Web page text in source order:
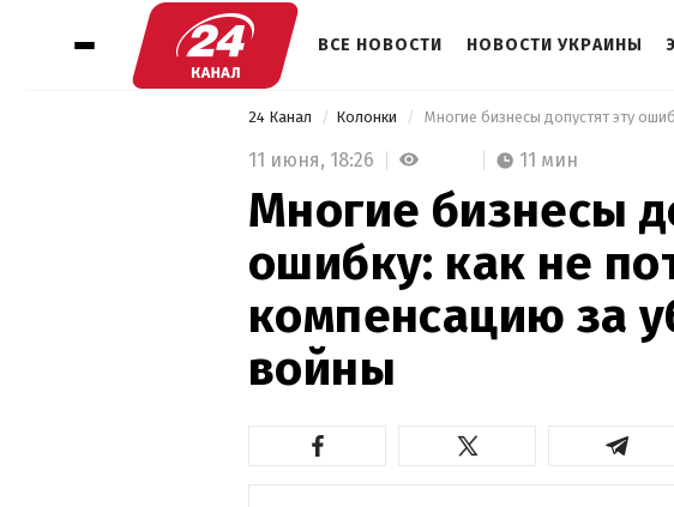
ВСЕ НОВОСТИ НОВОСТИ УКРАИНЫ
24 Канал Колонки
11 июня, 18:26 11 мин
Многие бизнесы
ошибку: как не
компенсацию за
войны